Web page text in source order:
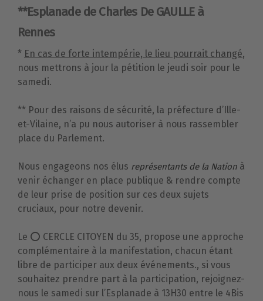
**Esplanade de Charles De GAULLE à
Rennes
* En cas de forte intempérie, le lieu pourrait changé,
nous mettrons à jour la pétition le jeudi soir pour le
samedi.
** Pour des raisons de sécurité, la préfecture d’Ille-
et-Vilaine, n’a pu nous autoriser à nous rassembler
place du Parlement.
Nous engageons nos élus représentants de la Nation à
venir échanger en place publique & rendre compte
de leur prise de position sur ces deux sujets
cruciaux, pour notre devenir.
Le ⭕️ CERCLE CITOYEN du 35, propose une approche
complémentaire à la manifestation, chacun étant
libre de participer aux deux événements., si vous
souhaitez prendre part à la participation, rejoignez-
nous le samedi sur l’Esplanade à 13H30 entre le 4Bis